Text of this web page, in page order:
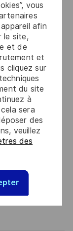
vous
afin
le site,
et de
et
cliquez sur
du site
à
sera
des
veuillez
des
relation clients
d’une
maintenant un
le succès de la
tel que
reconnait
meilleur